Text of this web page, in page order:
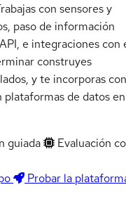
con sensores y
paso de información
e integraciones con
construyes
y te incorporas con
de datos en
guiada
Evaluación
Probar la